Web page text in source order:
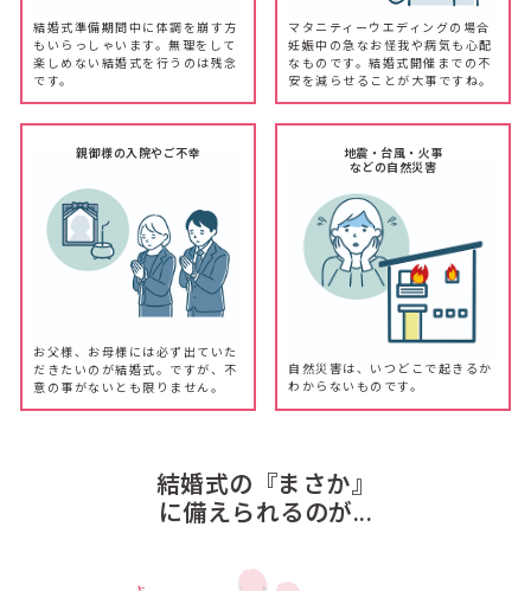
結婚式準備期間中に体調を崩す方
もいらっしゃいます。無理をして
楽しめない結婚式を行うのは残念
です。
マタニティーウエディングの場合
妊娠中の急なお怪我や病気も心配
なものです。結婚式開催までの不
安を減らせることが大事ですね。
親御様の入院やご不幸
お父様、お母様には必ず出ていた
だきたいのが結婚式。ですが、不
意の事がないとも限りません。
地震・台風・火事
などの自然災害
自然災害は、いつどこで起きるか
わからないものです。
結婚式の『まさか』
に備えられるのが...